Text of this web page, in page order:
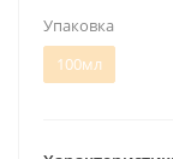
Упаковка
100мл